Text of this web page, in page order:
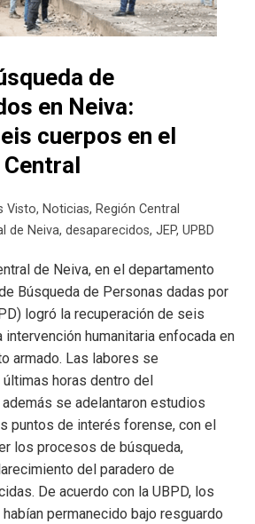
de
en Neiva:
cuerpos en el
Visto, Noticias, Región Central
de Neiva,desaparecidos,JEP,UPBD
de Neiva, en el departamento
Búsqueda de Personas dadas por
logró la recuperación de seis
intervención humanitaria enfocada en
armado. Las labores se
horas dentro del
se adelantaron estudios
puntos de interés forense, con el
los procesos de búsqueda,
del paradero de
De acuerdo con la UBPD, los
permanecido bajo resguardo